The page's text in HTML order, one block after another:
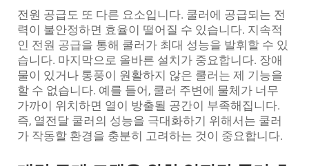
전원 공급도 또 다른 요소입니다. 쿨러에 공급되는 전
력이 불안정하면 효율이 떨어질 수 있습니다. 지속적
인 전원 공급을 통해 쿨러가 최대 성능을 발휘할 수 있
습니다. 마지막으로 올바른 설치가 중요합니다. 장애
물이 있거나 통풍이 원활하지 않은 쿨러는 제 기능을
할 수 없습니다. 예를 들어, 쿨러 주변에 물체가 너무
가까이 위치하면 열이 방출될 공간이 부족해집니다.
즉, 열전달 쿨러의 성능을 극대화하기 위해서는 쿨러
가 작동할 환경을 충분히 고려하는 것이 중요합니다.